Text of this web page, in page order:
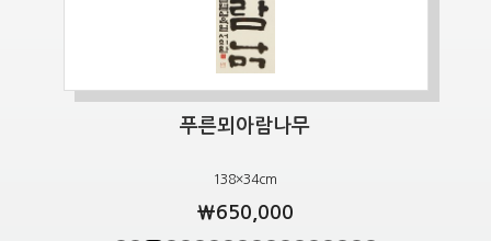
푸른뫼아람나무
138×34cm
￦650,000